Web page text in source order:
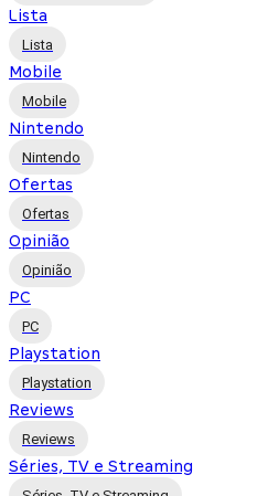
Lista
Lista
Mobile
Mobile
Nintendo
Nintendo
Ofertas
Ofertas
Opinião
Opinião
PC
PC
Playstation
Playstation
Reviews
Reviews
Séries, TV e Streaming